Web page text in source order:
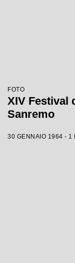
FOTO
XIV Festival
Sanremo
30 GENNAIO 1964 - 1